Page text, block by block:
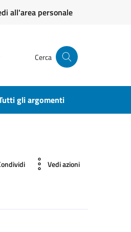
all'area personale
Cerca
gli argomenti
Vedi azioni